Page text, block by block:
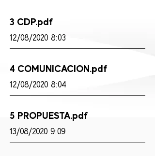
3 CDP.pdf
12/08/2020 8:03
4 COMUNICACION.pdf
12/08/2020 8:04
5 PROPUESTA.pdf
13/08/2020 9:09